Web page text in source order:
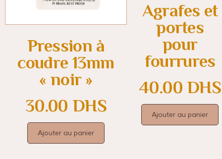
Pression à
coudre 13mm
« noir »
30.00 DHS
Ajouter au panier
Agrafes et
portes
pour
fourrures
40.00 DHS
Ajouter au panier